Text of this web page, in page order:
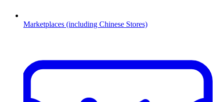
Marketplaces (including Chinese Stores)